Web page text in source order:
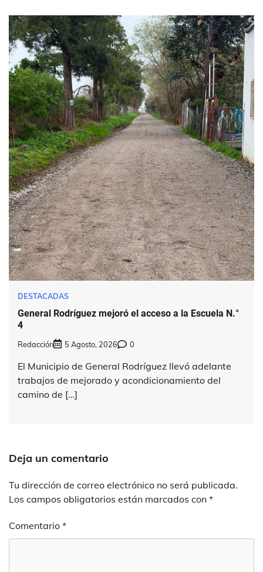
DESTACADAS
General Rodríguez mejoró el acceso a la Escuela N.°
4
Redacción 5 Agosto, 2026 0
El Municipio de General Rodríguez llevó adelante
trabajos de mejorado y acondicionamiento del
camino de […]
Deja un comentario
Tu dirección de correo electrónico no será publicada.
Los campos obligatorios están marcados con *
Comentario *